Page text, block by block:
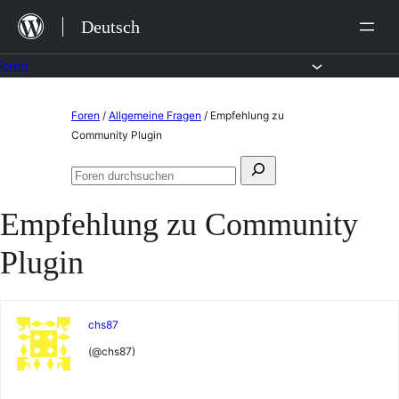
Zum
Inhalt
springen
Deutsch
Foren / Allgemeine Fragen / Empfehlung zu
Community Plugin
Suchen
Foren
Empfehlung zu Community
Plugin
chs87
(@chs87)